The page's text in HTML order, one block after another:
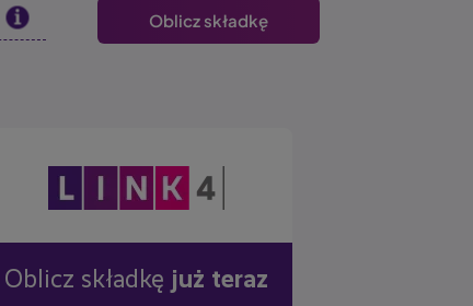
Oblicz składkę
Obraz
Oblicz składkę już teraz